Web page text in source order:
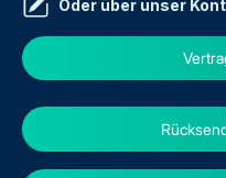
Oder über unser